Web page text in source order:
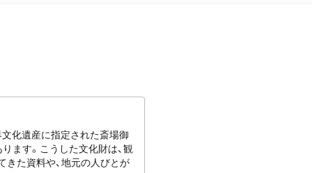
文化遺産に指定された斎場御
ます。こうした文化財は、観
きた資料や、地元の人びとが